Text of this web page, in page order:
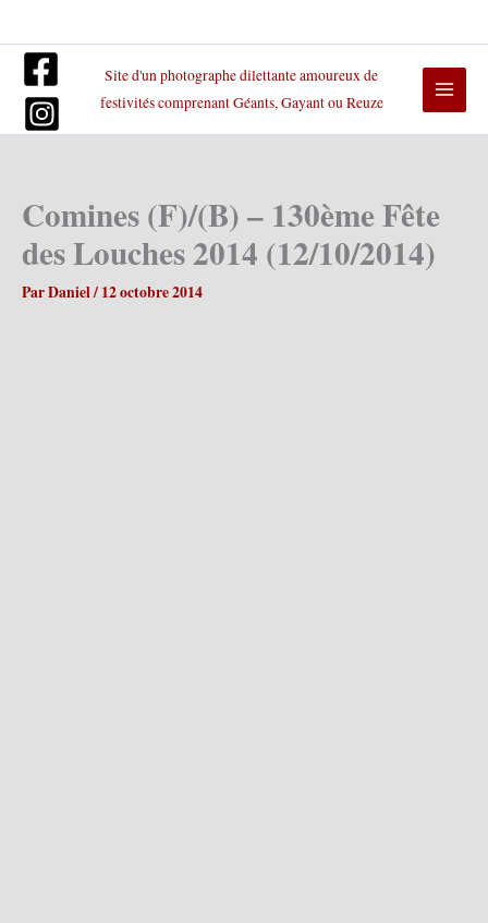
contenu
Site d'un photographe dilettante amoureux de
festivités comprenant Géants, Gayant ou Reuze
Comines (F)/(B) – 130ème Fête
des Louches 2014 (12/10/2014)
ParDaniel/ 12 octobre 2014